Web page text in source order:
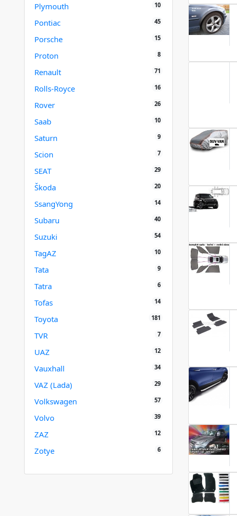
Plymouth 10
Pontiac 45
Porsche 15
Proton 8
Renault 71
Rolls-Royce 16
Rover 26
Saab 10
Saturn 9
Scion 7
SEAT 29
Škoda 20
SsangYong 14
Subaru 40
Suzuki 54
TagAZ 10
Tata 9
Tatra 6
Tofas 14
Toyota 181
TVR 7
UAZ 12
Vauxhall 34
VAZ (Lada) 29
Volkswagen 57
Volvo 39
ZAZ 12
Zotye 6